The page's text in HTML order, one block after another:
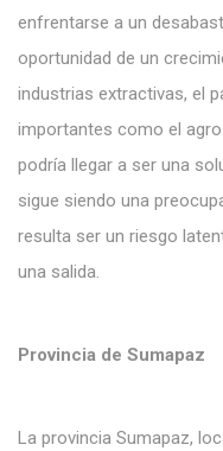
enfrentarse a un
oportunidad de un
industrias extractivas, el
importantes como el
podría llegar a ser una
sigue siendo una
resulta ser un riesgo
una salida.
Provincia de Sumapaz
La provincia Sumapaz,